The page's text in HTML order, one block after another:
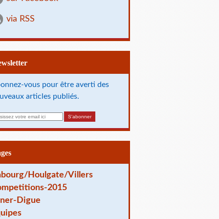
via RSS
vous pour être averti des
articles publiés.
Houlgate/Villers
2015
Digue